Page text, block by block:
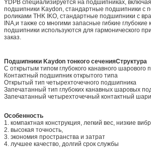
YDPB специализируется на подшипниках,
подшипники Kaydon, стандартные подшипники с
роликами THK IKO, стандартные подшипники с
INA,и также со многими запасные гибкие глубокие
подшипники используются для гармонического
заказ.
Подшипники Kaydon тонкого сеченияСтруктура
С открытым типом глубокого канавного шарового
Контактный подшипник открытого типа
Открытый тип четырехточечного подшипника
Запечатанный тип глубоких канавных шаровых
Запечатанный четырехточечный контактный
Особенность
1. компактная конструкция, легкий вес, низкие
2. высокая точность,
3. экономия пространства и затрат
4. лучшее качество, долгий срок службы